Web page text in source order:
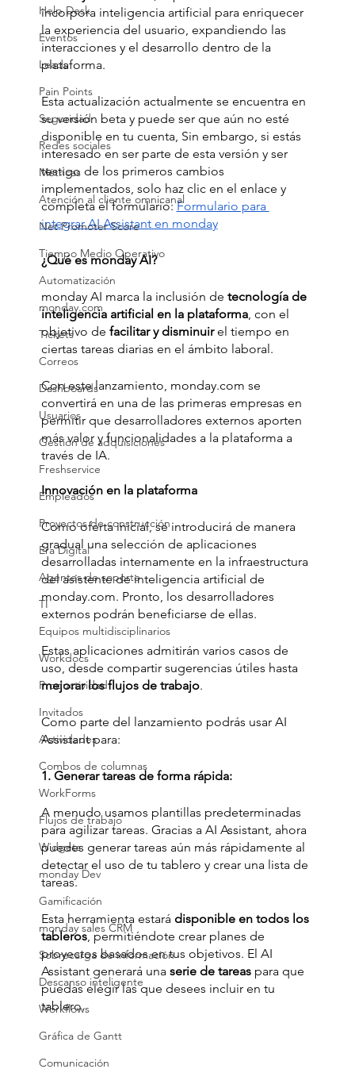
Help Desk
Eventos
Leads
Pain Points
Seguridad
Redes sociales
Métricas
Atención al cliente omnicanal
Net Promoter Score
Tiempo Medio Operativo
Automatización
monday.com
Tickets
Correos
Dashboards
Usuarios
Gestión de adquisiciones
Freshservice
Empleados
Proyectos de construcción
Era Digital
Agentes de soporte
TI
Equipos multidisciplinarios
Workdocs
Productividad
Invitados
Actividades
Combos de columnas
WorkForms
Flujos de trabajo
Widgets
monday Dev
Gamificación
monday sales CRM
Sobrecarga de información
Descanso inteligente
Workflows
Gráfica de Gantt
Comunicación
incorpora inteligencia artificial para enriquecer
la experiencia del usuario, expandiendo las
interacciones y el desarrollo dentro de la
plataforma.
Esta actualización actualmente se encuentra en
su versión beta y puede ser que aún no esté
disponible en tu cuenta, Sin embargo, si estás
interesado en ser parte de esta versión y ser
testigo de los primeros cambios
implementados, solo haz clic en el enlace y
completa el formulario: Formulario para
integrar AI Assistant en monday
¿Qué es monday AI?
monday AI marca la inclusión de tecnología de
inteligencia artificial en la plataforma, con el
objetivo de facilitar y disminuir el tiempo en
ciertas tareas diarias en el ámbito laboral.
Con este lanzamiento, monday.com se
convertirá en una de las primeras empresas en
permitir que desarrolladores externos aporten
más valor y funcionalidades a la plataforma a
través de IA.
Innovación en la plataforma
Como oferta inicial, se introducirá de manera
gradual una selección de aplicaciones
desarrolladas internamente en la infraestructura
del asistente de inteligencia artificial de
monday.com. Pronto, los desarrolladores
externos podrán beneficiarse de ellas.
Estas aplicaciones admitirán varios casos de
uso, desde compartir sugerencias útiles hasta
mejorar los flujos de trabajo.
Como parte del lanzamiento podrás usar AI
Assistant para:
1. Generar tareas de forma rápida:
A menudo usamos plantillas predeterminadas
para agilizar tareas. Gracias a AI Assistant, ahora
puedes generar tareas aún más rápidamente al
detectar el uso de tu tablero y crear una lista de
tareas.
Esta herramienta estará disponible en todos los
tableros, permitiéndote crear planes de
proyectos basados en tus objetivos. El AI
Assistant generará una serie de tareas para que
puedas elegir las que desees incluir en tu
tablero.